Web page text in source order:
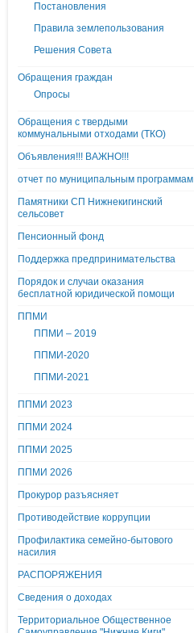
Постановления
Правила землепользования
Решения Совета
Обращения граждан
Опросы
Обращения с твердыми
коммунальными отходами (ТКО)
Объявления!!! ВАЖНО!!!
отчет по муниципальным программам
Памятники СП Нижнекигинский
сельсовет
Пенсионный фонд
Поддержка предпринимательства
Порядок и случаи оказания
бесплатной юридической помощи
ППМИ
ППМИ – 2019
ППМИ-2020
ППМИ-2021
ППМИ 2023
ППМИ 2024
ППМИ 2025
ППМИ 2026
Прокурор разъясняет
Противодействие коррупции
Профилактика семейно-бытового
насилия
РАСПОРЯЖЕНИЯ
Сведения о доходах
Территориальное Общественное